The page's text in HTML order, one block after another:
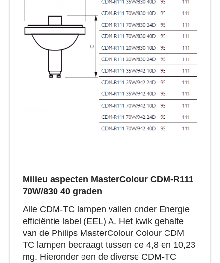
Milieu aspecten MasterColour CDM-R111
70W/830 40 graden
Alle CDM-TC lampen vallen onder Energie
efficiëntie label (EEL) A. Het kwik gehalte
van de Philips MasterColour Colour CDM-
TC lampen bedraagt tussen de 4,8 en 10,23
mg. Hieronder een de diverse CDM-TC